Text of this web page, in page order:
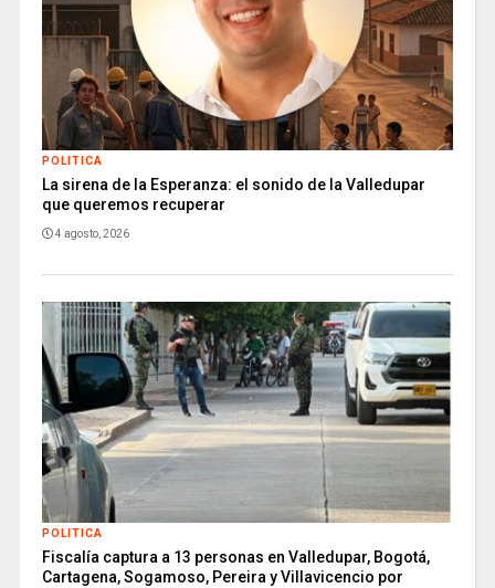
POLITICA
La sirena de la Esperanza: el sonido de la Valledupar
que queremos recuperar
4 agosto, 2026
POLITICA
Fiscalía captura a 13 personas en Valledupar, Bogotá,
Cartagena, Sogamoso, Pereira y Villavicencio por